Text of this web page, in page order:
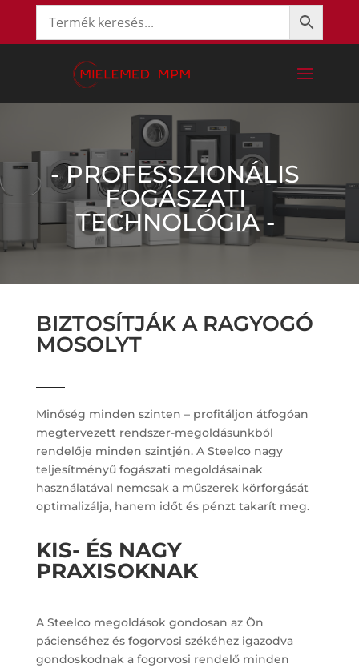
- PROFESSZIONÁLIS
FOGÁSZATI
TECHNOLÓGIA -
BIZTOSÍTJÁK A RAGYOGÓ
MOSOLYT
Minőség minden szinten – profitáljon átfogóan
megtervezett rendszer-megoldásunkból
rendelője minden szintjén. A Steelco nagy
teljesítményű fogászati megoldásainak
használatával nemcsak a műszerek körforgását
optimalizálja, hanem időt és pénzt takarít meg.
KIS- ÉS NAGY
PRAXISOKNAK
A Steelco megoldások gondosan az Ön
pácienséhez és fogorvosi székéhez igazodva
gondoskodnak a fogorvosi rendelő minden